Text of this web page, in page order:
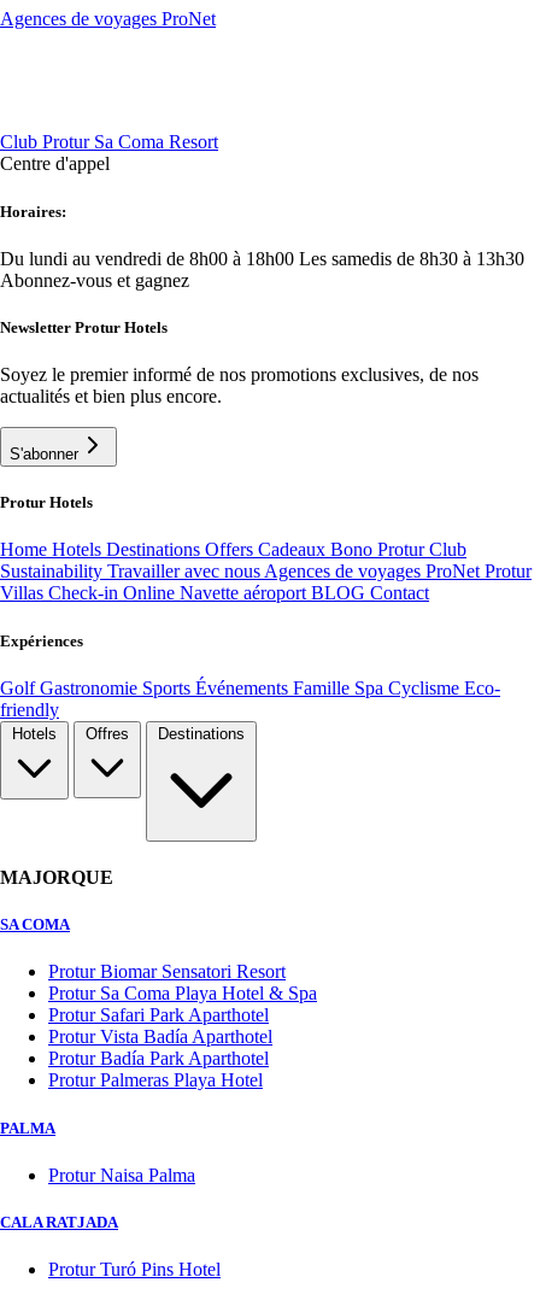
Agences de voyages ProNet
Club Protur Sa Coma Resort
Centre d'appel
Horaires:
Du lundi au vendredi de 8h00 à 18h00 Les samedis de 8h30 à 13h30
Abonnez-vous et gagnez
Newsletter Protur Hotels
Soyez le premier informé de nos promotions exclusives, de nos
actualités et bien plus encore.
S'abonner
Protur Hotels
Home Hotels Destinations Offers Cadeaux Bono Protur Club
Sustainability Travailler avec nousAgences de voyages ProNetProtur
Villas Check-in Online Navette aéroportBLOG Contact
Expériences
GolfGastronomie Sports Événements Famille Spa Cyclisme Eco-
friendly
MAJORQUE
SA COMA
Protur Biomar Sensatori Resort
Protur Sa Coma Playa Hotel & Spa
Protur Safari Park Aparthotel
Protur Vista Badía Aparthotel
Protur Badía Park Aparthotel
Protur Palmeras Playa Hotel
PALMA
Protur Naisa Palma
CALA RATJADA
Protur Turó Pins Hotel